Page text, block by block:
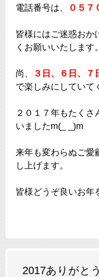
電話番号は、 ０５７
皆様にはご迷惑おか
くお願いいたします。
尚、 ３日、６日、７
で楽しみにしていて
２０１７年もたく
いましたm(_ _)m
来年も変わらぬご愛
し上げます。
皆様どうぞ良いお年
2017ありがと